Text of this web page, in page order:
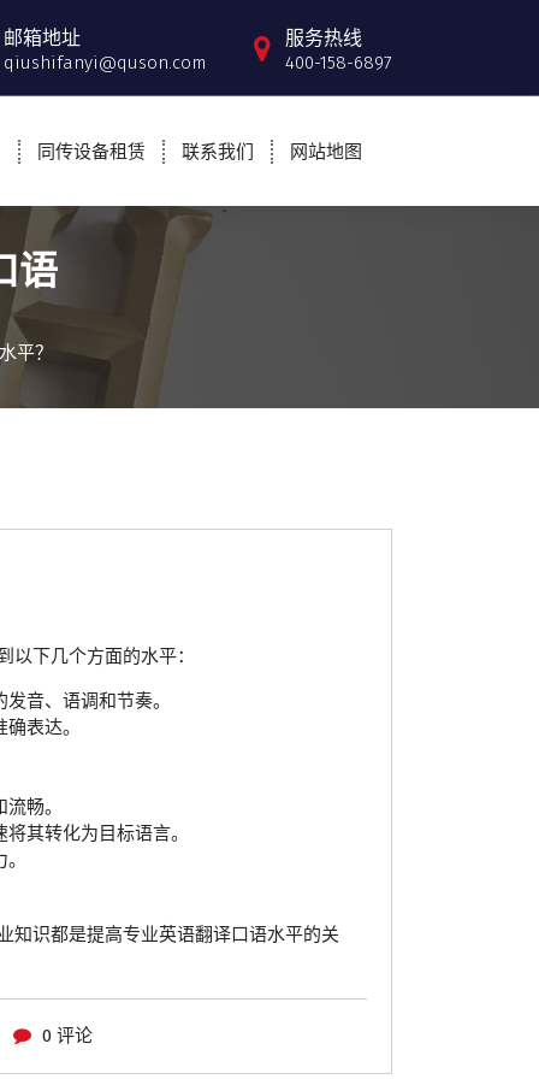
邮箱地址
qiushifanyi@quson.com
服务热线
400-158-6897
同传设备租赁 联系我们 网站地图
语
平？
下几个方面的水平：
音、语调和节奏。
表达。
畅。
其转化为目标语言。
知识都是提高专业英语翻译口语水平的关
0 评论